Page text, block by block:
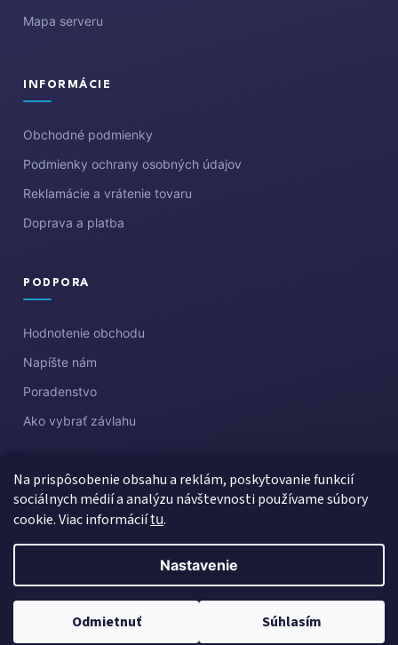
Na prispôsobenie obsahu a reklám, poskytovanie funkcií
sociálnych médií a analýzu návštevnosti používame súbory
cookie. Viac informáciítu.
Nastavenie
Odmietnuť Súhlasím
Mapa serveru
INFORMÁCIE
Obchodné podmienky
Podmienky ochrany osobných údajov
Reklamácie a vrátenie tovaru
Doprava a platba
PODPORA
Hodnotenie obchodu
Napíšte nám
Poradenstvo
Ako vybrať závlahu
Created by Gaelta